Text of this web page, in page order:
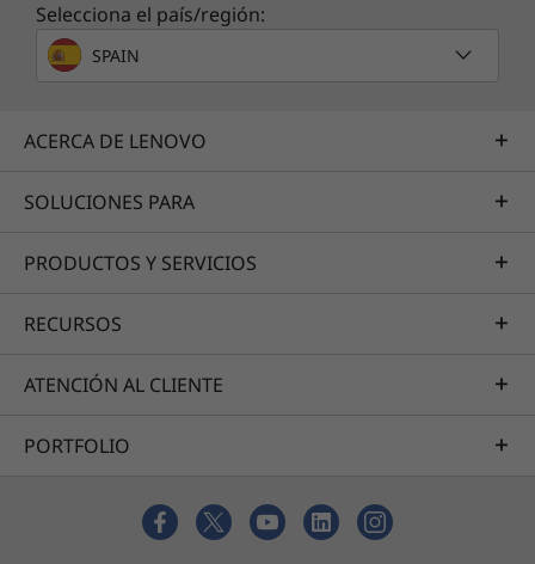
Selecciona el país/región:
SPAIN
ACERCA DE LENOVO
SOLUCIONES PARA
PRODUCTOS Y SERVICIOS
RECURSOS
ATENCIÓN AL CLIENTE
PORTFOLIO